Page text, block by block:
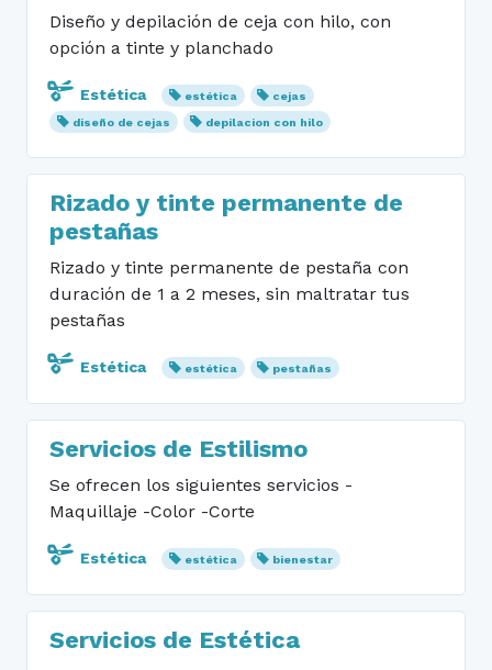
Diseño y depilación de ceja con hilo, con
opción a tinte y planchado
Estética estética
cejas
diseño de cejas
depilacion con hilo
Rizado y tinte permanente de
pestañas
Rizado y tinte permanente de pestaña con
duración de 1 a 2 meses, sin maltratar tus
pestañas
Estética estética pestañas
Servicios de Estilismo
Se ofrecen los siguientes servicios -
Maquillaje -Color -Corte
Estética estética bienestar
Servicios de Estética